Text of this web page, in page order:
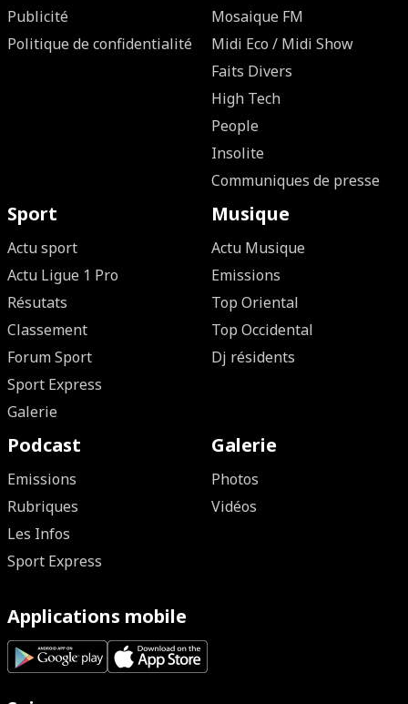
Publicité
Politique de confidentialité
Mosaique FM
Midi Eco / Midi Show
Faits Divers
High Tech
People
Insolite
Communiques de presse
Sport
Actu sport
Actu Ligue 1 Pro
Résutats
Classement
Forum Sport
Sport Express
Galerie
Musique
Actu Musique
Emissions
Top Oriental
Top Occidental
Dj résidents
Podcast
Emissions
Rubriques
Les Infos
Sport Express
Galerie
Photos
Vidéos
Applications mobile